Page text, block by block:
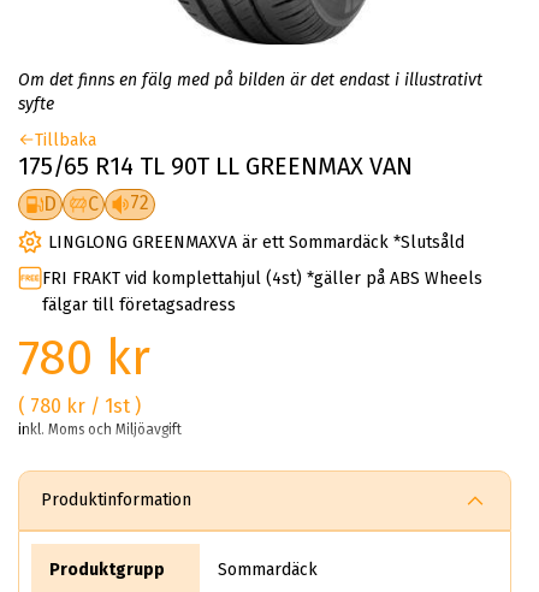
Om det finns en fälg med på bilden är det endast i illustrativt
syfte
Tillbaka
175/65 R14 TL 90T LL GREENMAX VAN
D C 72
LINGLONG GREENMAXVA är ett Sommardäck *Slutsåld
FRI FRAKT vid komplettahjul (4st) *gäller på ABS Wheels
fälgar till företagsadress
780 kr
( 780 kr / 1st )
inkl. Moms och Miljöavgift
Produktinformation
Produktgrupp Sommardäck